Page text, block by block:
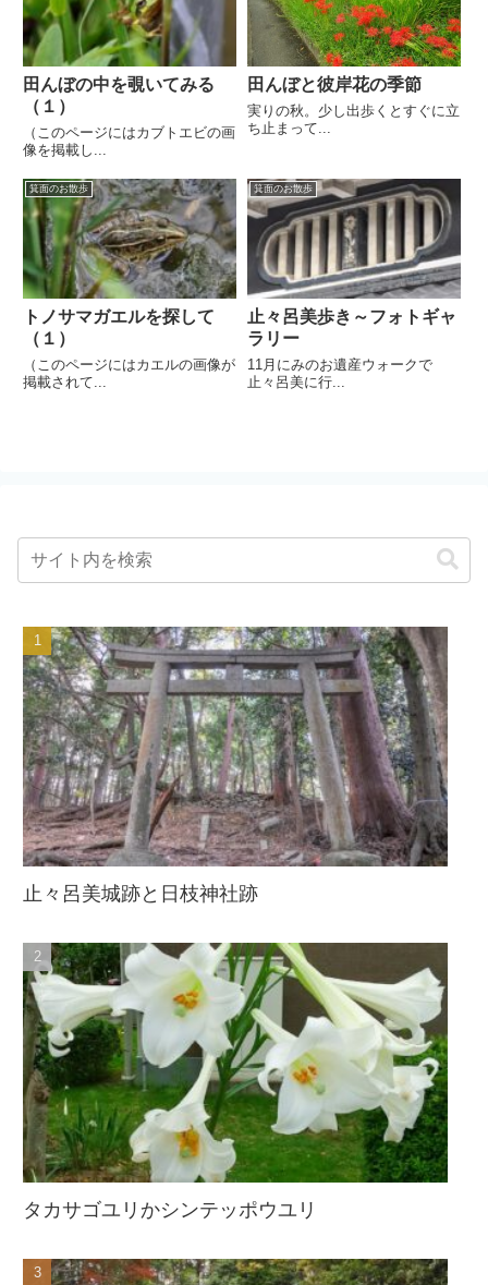
田んぼの中を覗いてみる
（１）
（このページにはカブトエビの画
像を掲載し...
田んぼと彼岸花の季節
実りの秋。少し出歩くとすぐに立
ち止まって...
箕面のお散歩
トノサマガエルを探して
（１）
（このページにはカエルの画像が
掲載されて...
箕面のお散歩
止々呂美歩き～フォトギャ
ラリー
11月にみのお遺産ウォークで
止々呂美に行...
止々呂美城跡と日枝神社跡
タカサゴユリかシンテッポウユリ